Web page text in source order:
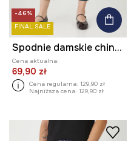
-46%
FINAL SALE
Spodnie damskie chino gładkie
Cena aktualna:
69,90 zł
Cena regularna: 129,90 zł
Najniższa cena: 129,90 zł